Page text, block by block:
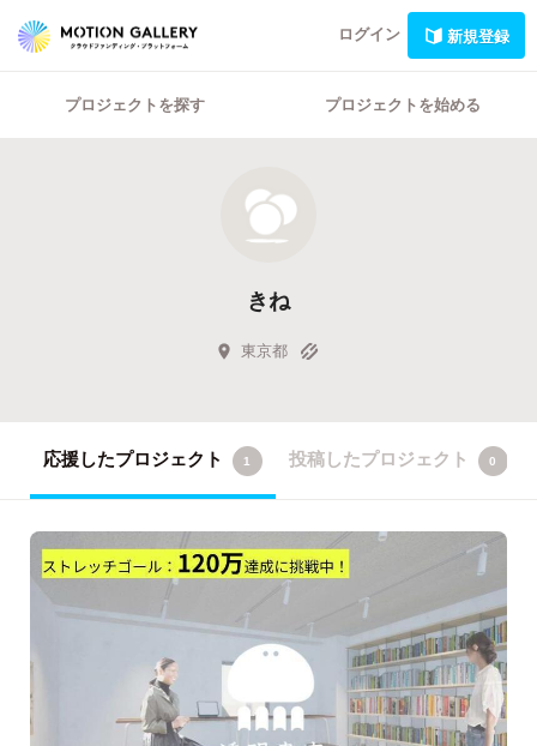
ログイン 新規登録
プロジェクトを探す プロジェクトを始める
きね
東京都
応援したプロジェクト 1 投稿したプロジェクト 0